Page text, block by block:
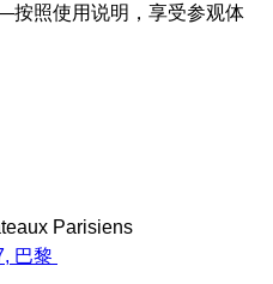
照使用说明，享受参观体
Parisiens
巴黎